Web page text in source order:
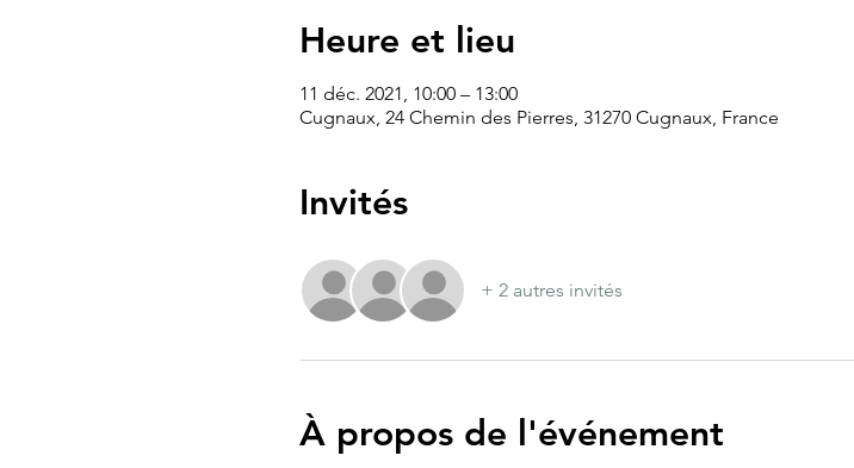
Heure et lieu
11 déc. 2021, 10:00 – 13:00
Cugnaux, 24 Chemin des Pierres, 31270 Cugnaux, France
Invités
+ 2 autres invités
À propos de l'événement